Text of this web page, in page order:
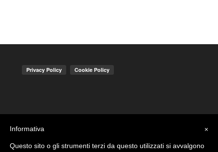
×
Informativa
Questo sito o gli strumenti terzi da questo utilizzati si avvalgono